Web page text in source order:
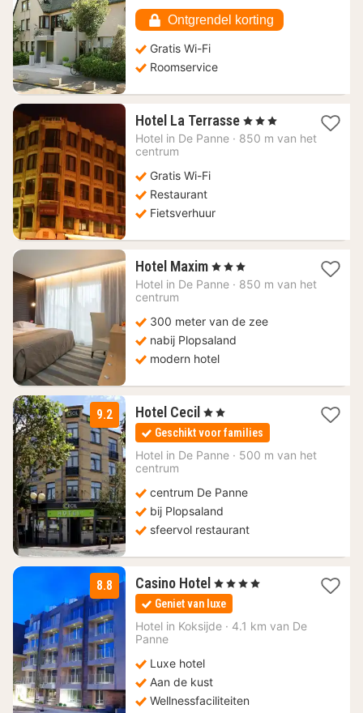
€
Ontgrendel korting
Gratis Wi-Fi
Roomservice
Hotel La Terrasse 1
nacht
, 3 Sterren
Hotel in De Panne · 850 m van het
centrum
Gratis Wi-Fi
Restaurant
Fietsverhuur
Hotel Maxim 1
nacht
€
, 3 Sterren
Hotel in De Panne · 850 m van het
centrum
300 meter van de zee
nabij Plopsaland
modern hotel
9.2 Hotel Cecil 1
nacht
vanaf
114
, 2 Sterren
Geschikt voor families
Hotel in De Panne · 500 m van het
centrum
centrum De Panne
bij Plopsaland
sfeervol restaurant
8.8 Casino Hotel 1
nacht
vanaf
145
, 4 Sterren
Geniet van luxe
Hotel in Koksijde · 4.1 km van De
Panne
Luxe hotel
Aan de kust
Wellnessfaciliteiten